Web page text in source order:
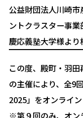
公益財団法人川崎
ントクラスター事業
慶応義塾大学様より
この度、殿町・羽田
の主催により、全9
2025」をオンライ
※第９回のみ、オン